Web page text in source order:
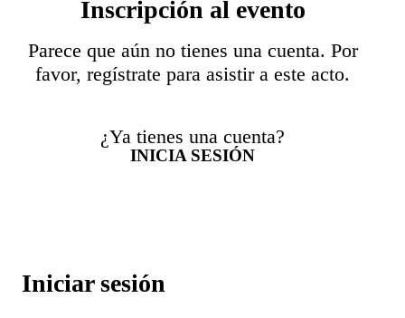
Inscripción al evento
Parece que aún no tienes una cuenta. Por
favor, regístrate para asistir a este acto.
¿Ya tienes una cuenta?
INICIA SESIÓN
Iniciar sesión